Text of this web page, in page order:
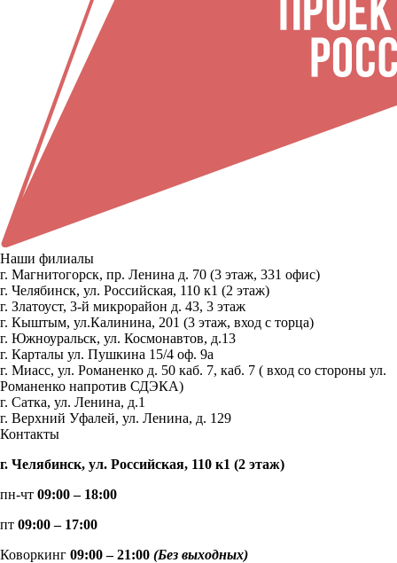
Наши филиалы
г. Магнитогорск, пр. Ленина д. 70 (3 этаж, 331 офис)
г. Челябинск, ул. Российская, 110 к1 (2 этаж)
г. Златоуст, 3-й микрорайон д. 43, 3 этаж
г. Кыштым, ул.Калинина, 201 (3 этаж, вход с торца)
г. Южноуральск, ул. Космонавтов, д.13
г. Карталы ул. Пушкина 15/4 оф. 9а
г. Миасс, ул. Романенко д. 50 каб. 7, каб. 7 ( вход со стороны ул.
Романенко напротив СДЭКА)
г. Сатка, ул. Ленина, д.1
г. Верхний Уфалей, ул. Ленина, д. 129
Контакты
г. Челябинск, ул. Российская, 110 к1 (2 этаж)
пн-чт 09:00 – 18:00
пт 09:00 – 17:00
Коворкинг 09:00 – 21:00 (Без выходных)